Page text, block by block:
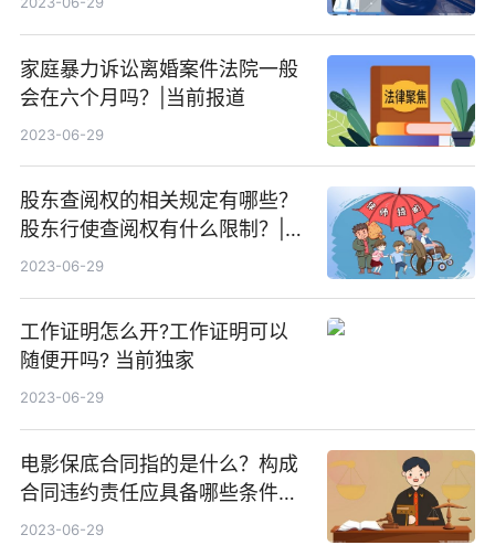
家庭暴力诉讼离婚案件法院一般
会在六个月吗？|当前报道
2023-06-29
股东查阅权的相关规定有哪些？
股东行使查阅权有什么限制？|资
讯
2023-06-29
工作证明怎么开?工作证明可以
随便开吗? 当前独家
2023-06-29
电影保底合同指的是什么？构成
合同违约责任应具备哪些条件？
天天快报
2023-06-29